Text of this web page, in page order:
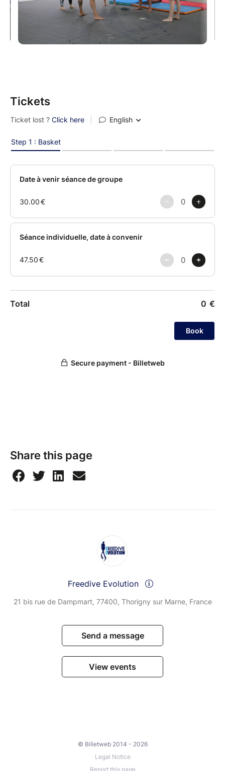
Tickets
Share this page
Freedive Evolution
21 bis rue de Dampmart, 77400, Thorigny sur Marne, France
Send a message
View events
© Billetweb 2014 - 2026
Legal Notice
Report this page